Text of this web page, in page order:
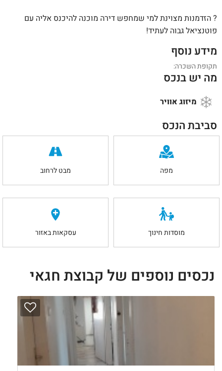
? הזדמנות מצוינת למי שמחפש דירה מוכנה להיכנס אליה עם
פוטנציאל גבוה לעתיד!
מידע נוסף
תקופת השכרה:
מה יש בנכס
מיזוג אוויר
סביבת הנכס
מפה מבט לרחוב
מוסדות חינוך עסקאות באזור
נכסים נוספים של קבוצת חגאי